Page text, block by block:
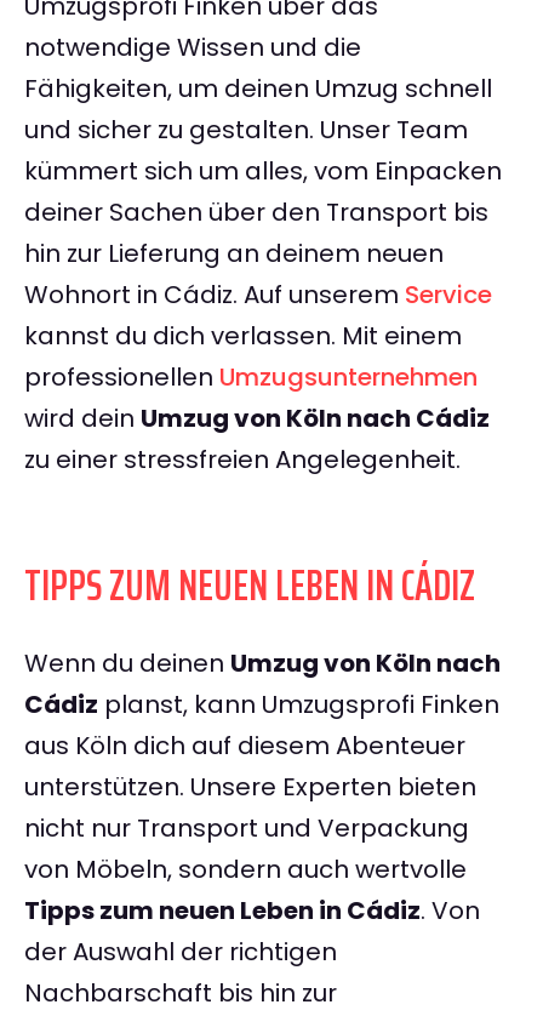
notwendige Wissen und die
Fähigkeiten, um deinen Umzug schnell
und sicher zu gestalten. Unser Team
kümmert sich um alles, vom Einpacken
deiner Sachen über den Transport bis
hin zur Lieferung an deinem neuen
Wohnort in Cádiz. Auf unserem Service
kannst du dich verlassen. Mit einem
professionellen Umzugsunternehmen
wird dein Umzug von Köln nach Cádiz
zu einer stressfreien Angelegenheit.
TIPPS ZUM NEUEN LEBEN IN CÁDIZ
Wenn du deinen Umzug von Köln nach
Cádiz planst, kann Umzugsprofi Finken
aus Köln dich auf diesem Abenteuer
unterstützen. Unsere Experten bieten
nicht nur Transport und Verpackung
von Möbeln, sondern auch wertvolle
Tipps zum neuen Leben in Cádiz. Von
der Auswahl der richtigen
Nachbarschaft bis hin zur